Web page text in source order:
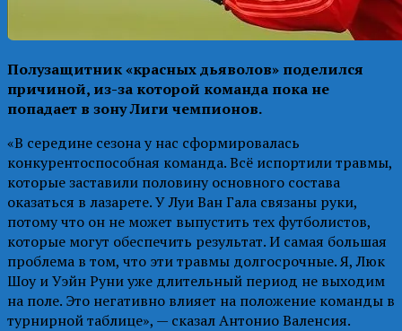
Полузащитник «красных дьяволов» поделился
причиной, из-за которой команда пока не
попадает в зону Лиги чемпионов.
«В середине сезона у нас сформировалась
конкурентоспособная команда. Всё испортили травмы,
которые заставили половину основного состава
оказаться в лазарете. У Луи Ван Гала связаны руки,
потому что он не может выпустить тех футболистов,
которые могут обеспечить результат. И самая большая
проблема в том, что эти травмы долгосрочные. Я, Люк
Шоу и Уэйн Руни уже длительный период не выходим
на поле. Это негативно влияет на положение команды в
турнирной таблице», — сказал Антонио Валенсия.